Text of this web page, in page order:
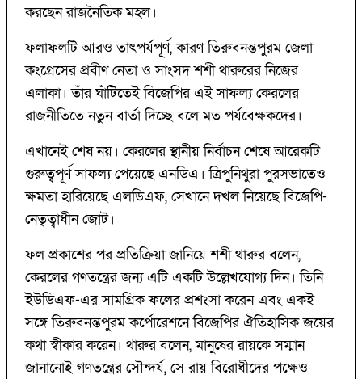
করছেন রাজনৈতিক মহল।
ফলাফলটি আরও তাৎপর্যপূর্ণ, কারণ তিরুবনন্তপুরম জেলা
কংগ্রেসের প্রবীণ নেতা ও সাংসদ শশী থারুরের নিজের
এলাকা। তাঁর ঘাঁটিতেই বিজেপির এই সাফল্য কেরলের
রাজনীতিতে নতুন বার্তা দিচ্ছে বলে মত পর্যবেক্ষকদের।
এখানেই শেষ নয়। কেরলের স্থানীয় নির্বাচন শেষে আরেকটি
গুরুত্বপূর্ণ সাফল্য পেয়েছে এনডিএ। ত্রিপুনিথুরা পুরসভাতেও
ক্ষমতা হারিয়েছে এলডিএফ, সেখানে দখল নিয়েছে বিজেপি-
নেতৃত্বাধীন জোট।
ফল প্রকাশের পর প্রতিক্রিয়া জানিয়ে শশী থারুর বলেন,
কেরলের গণতন্ত্রের জন্য এটি একটি উল্লেখযোগ্য দিন। তিনি
ইউডিএফ-এর সামগ্রিক ফলের প্রশংসা করেন এবং একই
সঙ্গে তিরুবনন্তপুরম কর্পোরেশনে বিজেপির ঐতিহাসিক জয়ের
কথা স্বীকার করেন। থারুর বলেন, মানুষের রায়কে সম্মান
জানানোই গণতন্ত্রের সৌন্দর্য, সে রায় বিরোধীদের পক্ষেও